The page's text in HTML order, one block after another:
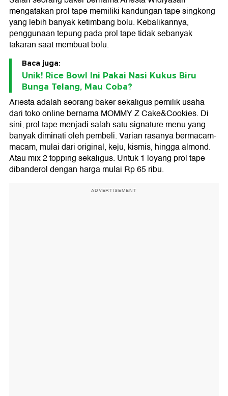
mengatakan prol tape memiliki kandungan tape singkong
yang lebih banyak ketimbang bolu. Kebalikannya,
penggunaan tepung pada prol tape tidak sebanyak
takaran saat membuat bolu.
Baca juga:
Unik! Rice Bowl Ini Pakai Nasi Kukus Biru
Bunga Telang, Mau Coba?
Ariesta adalah seorang baker sekaligus pemilik usaha
dari toko online bernama MOMMY Z Cake&Cookies. Di
sini, prol tape menjadi salah satu signature menu yang
banyak diminati oleh pembeli. Varian rasanya bermacam-
macam, mulai dari original, keju, kismis, hingga almond.
Atau mix 2 topping sekaligus. Untuk 1 loyang prol tape
dibanderol dengan harga mulai Rp 65 ribu.
ADVERTISEMENT